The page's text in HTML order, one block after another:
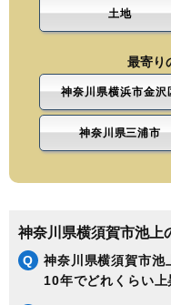
土地
最寄り
神奈川県横浜市金沢
神奈川県三浦市
神奈川県横須賀市池上
Q
神奈川県横須賀市池
10年でどれくらい